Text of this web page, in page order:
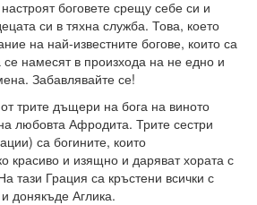
боговете срещу себе си и
си в тяхна служба. Това, което
на най-известните богове, които са
намесят в произхода на не едно и
Забавлявайте се!
трите дъщери на бога на виното
любовта Афродита. Трите сестри
са богините, които
красиво и изящно и даряват хората с
тази Грация са кръстени всички с
донякъде Аглика.